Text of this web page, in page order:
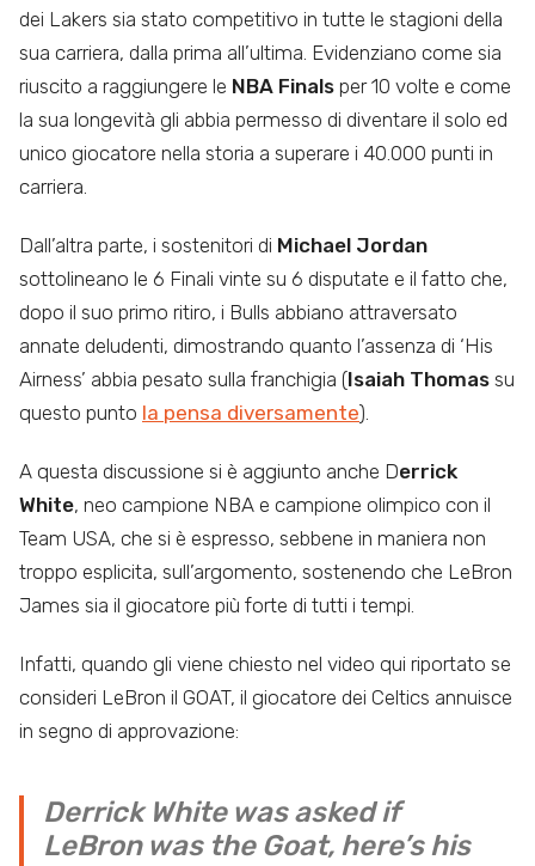
dei Lakers sia stato competitivo in tutte le stagioni della
sua carriera, dalla prima all’ultima. Evidenziano come sia
riuscito a raggiungere le NBA Finals per 10 volte e come
la sua longevità gli abbia permesso di diventare il solo ed
unico giocatore nella storia a superare i 40.000 punti in
carriera.
Dall’altra parte, i sostenitori di Michael Jordan
sottolineano le 6 Finali vinte su 6 disputate e il fatto che,
dopo il suo primo ritiro, i Bulls abbiano attraversato
annate deludenti, dimostrando quanto l’assenza di ‘His
Airness’ abbia pesato sulla franchigia (Isaiah Thomas su
questo punto la pensa diversamente).
A questa discussione si è aggiunto anche Derrick
White, neo campione NBA e campione olimpico con il
Team USA, che si è espresso, sebbene in maniera non
troppo esplicita, sull’argomento, sostenendo che LeBron
James sia il giocatore più forte di tutti i tempi.
Infatti, quando gli viene chiesto nel video qui riportato se
consideri LeBron il GOAT, il giocatore dei Celtics annuisce
in segno di approvazione:
Derrick White was asked if
LeBron was the Goat, here’s his